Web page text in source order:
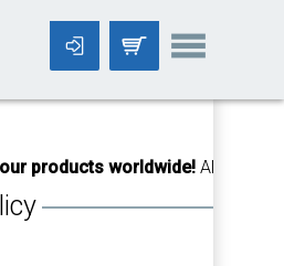
worldwide!All orders Until